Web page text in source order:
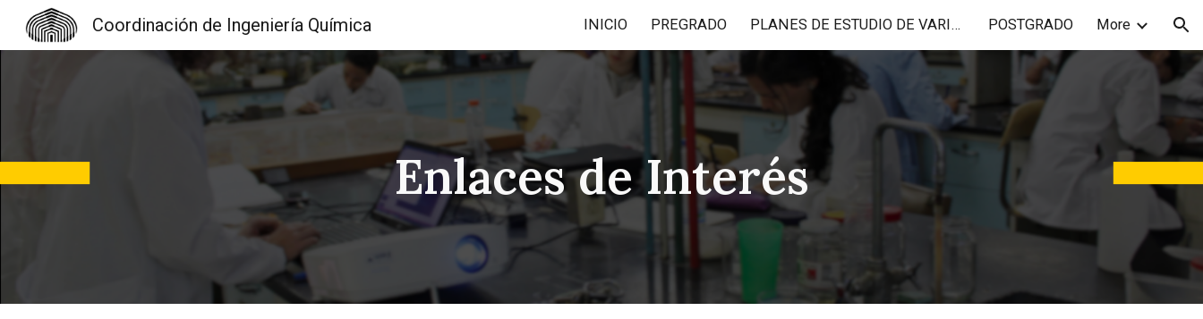
Skip to navigation
Coordinación de Ingeniería Química INICIO PREGRADO PLANES DE ESTUDIO DE VARIOS AÑOS POSTGRADO More
Enlaces de Interés